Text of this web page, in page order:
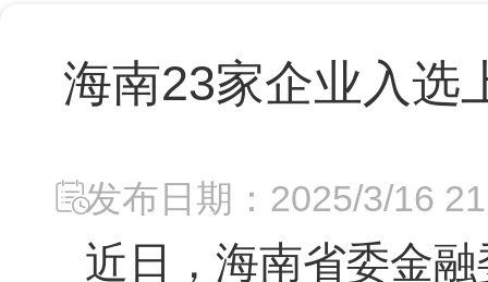
海南23家企业入选
发布日期：2025/3/16
近日，海南省委金